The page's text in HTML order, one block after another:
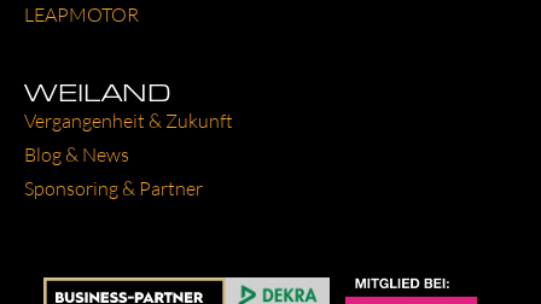
LEAP­MO­TOR
WEILAND
Ver­gan­gen­heit & Zukunft
Blog & News
Spon­so­ring & Part­ner